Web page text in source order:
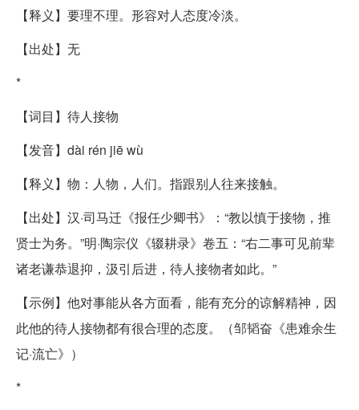
【释义】要理不理。形容对人态度冷淡。
【出处】无
*
【词目】待人接物
【发音】dài rén jiē wù
【释义】物：人物，人们。指跟别人往来接触。
【出处】汉·司马迁《报任少卿书》：“教以慎于接物，推
贤士为务。”明·陶宗仪《辍耕录》卷五：“右二事可见前辈
诸老谦恭退抑，汲引后进，待人接物者如此。”
【示例】他对事能从各方面看，能有充分的谅解精神，因
此他的待人接物都有很合理的态度。（邹韬奋《患难余生
记·流亡》）
*